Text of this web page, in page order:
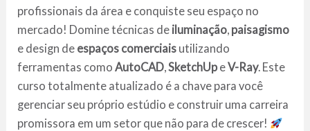
profissionais da área e conquiste seu espaço no
mercado! Domine técnicas de iluminação, paisagismo
e design de espaços comerciais utilizando
ferramentas comoAutoCAD,SketchUp eV-Ray. Este
curso totalmente atualizado é a chave para você
gerenciar seu próprio estúdio e construir uma carreira
promissora em um setor que não para de crescer!